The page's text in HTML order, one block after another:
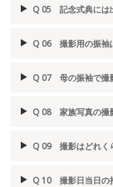
Q 05 記念式典には
Q 06 撮影用の振袖
Q 07 母の振袖で撮
Q 08 家族写真の撮
Q 09 撮影はどれく
Q 10 撮影日当日の